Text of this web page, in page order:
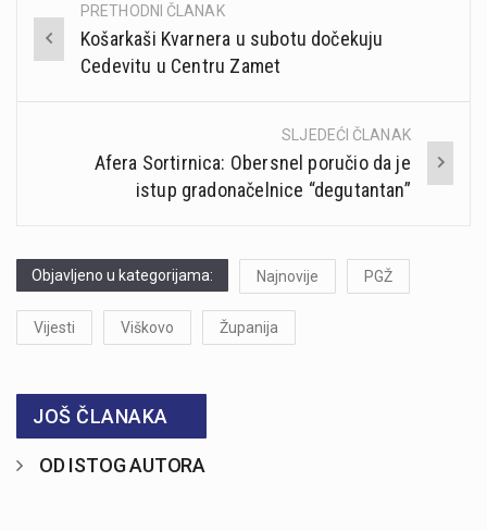
Post
navigation
PRETHODNI ČLANAK
Košarkaši Kvarnera u subotu dočekuju
Cedevitu u Centru Zamet
SLJEDEĆI ČLANAK
Afera Sortirnica: Obersnel poručio da je
istup gradonačelnice “degutantan”
Objavljeno u kategorijama: Najnovije PGŽ
Vijesti Viškovo Županija
JOŠ ČLANAKA
OD ISTOG AUTORA